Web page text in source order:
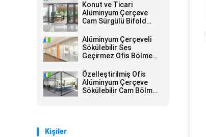
Konut ve Ticari
Alüminyum Çerçeve
Cam Sürgülü Bifold
Alüminyum Çerçeveli
Sökülebilir Ses
Geçirmez Ofis Bölme
Duvarları
Özelleştirilmiş Ofis
Alüminyum Çerçeve
Sökülebilir Cam Bölme
Kişiler